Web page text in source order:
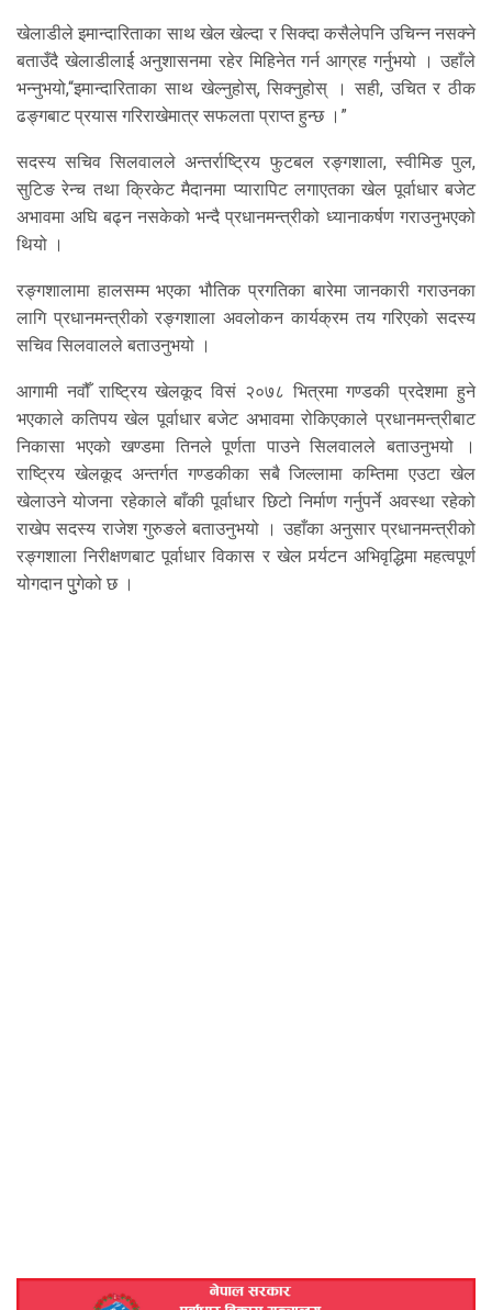
खेलाडीले इमान्दारिताका साथ खेल खेल्दा र सिक्दा कसैलेपनि उचिन्न नसक्ने
बताउँदै खेलाडीलार्ई अनुशासनमा रहेर मिहिनेत गर्न आग्रह गर्नुभयो । उहाँले
भन्नुभयो,“इमान्दारिताका साथ खेल्नुहोस्, सिक्नुहोस् । सही, उचित र ठीक
ढङ्गबाट प्रयास गरिराखेमात्र सफलता प्राप्त हुन्छ ।”
सदस्य सचिव सिलवालले अन्तर्राष्ट्रिय फुटबल रङ्गशाला, स्वीमिङ पुल,
सुटिङ रेन्च तथा क्रिकेट मैदानमा प्यारापिट लगाएतका खेल पूर्वाधार बजेट
अभावमा अघि बढ्न नसकेको भन्दै प्रधानमन्त्रीको ध्यानाकर्षण गराउनुभएको
थियो ।
रङ्गशालामा हालसम्म भएका भौतिक प्रगतिका बारेमा जानकारी गराउनका
लागि प्रधानमन्त्रीको रङ्गशाला अवलोकन कार्यक्रम तय गरिएको सदस्य
सचिव सिलवालले बताउनुभयो ।
आगामी नवौँ राष्ट्रिय खेलकूद विसं २०७८ भित्रमा गण्डकी प्रदेशमा हुने
भएकाले कतिपय खेल पूर्वाधार बजेट अभावमा रोकिएकाले प्रधानमन्त्रीबाट
निकासा भएको खण्डमा तिनले पूर्णता पाउने सिलवालले बताउनुभयो ।
राष्ट्रिय खेलकूद अन्तर्गत गण्डकीका सबै जिल्लामा कम्तिमा एउटा खेल
खेलाउने योजना रहेकाले बाँकी पूर्वाधार छिटो निर्माण गर्नुपर्ने अवस्था रहेको
राखेप सदस्य राजेश गुरुङले बताउनुभयो । उहाँका अनुसार प्रधानमन्त्रीको
रङ्गशाला निरीक्षणबाट पूर्वाधार विकास र खेल पर्र्यटन अभिवृद्धिमा महत्वपूर्ण
योगदान पुुगेको छ ।